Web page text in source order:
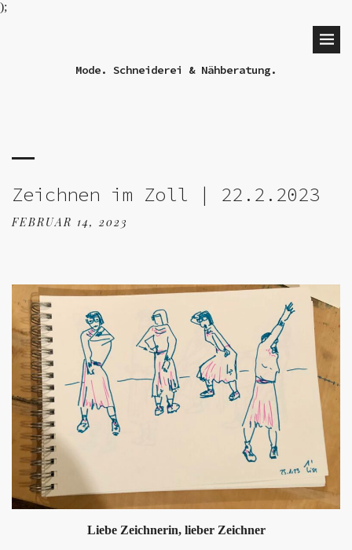
);
Mode. Schneiderei & Nähberatung.
Zeichnen im Zoll | 22.2.2023
FEBRUAR 14, 2023
Liebe Zeichnerin, lieber Zeichner